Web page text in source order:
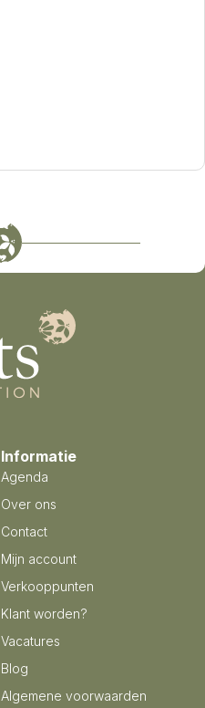
Informatie
Agenda
Over ons
Contact
Mijn account
Verkooppunten
Klant worden?
Vacatures
Blog
Algemene voorwaarden